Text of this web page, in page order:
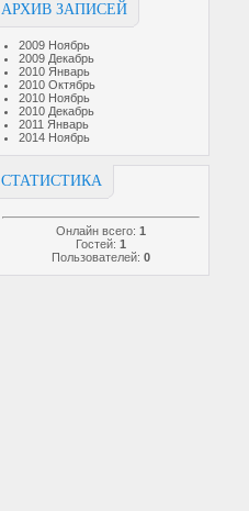
АРХИВ ЗАПИСЕЙ
2009 Ноябрь
2009 Декабрь
2010 Январь
2010 Октябрь
2010 Ноябрь
2010 Декабрь
2011 Январь
2014 Ноябрь
СТАТИСТИКА
Онлайн всего: 1
Гостей: 1
Пользователей: 0